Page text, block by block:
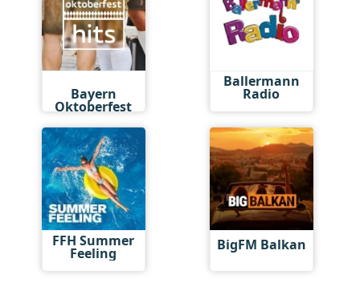
Bayern
Oktoberfest
Ballermann
Radio
FFH Summer
Feeling BigFM Balkan